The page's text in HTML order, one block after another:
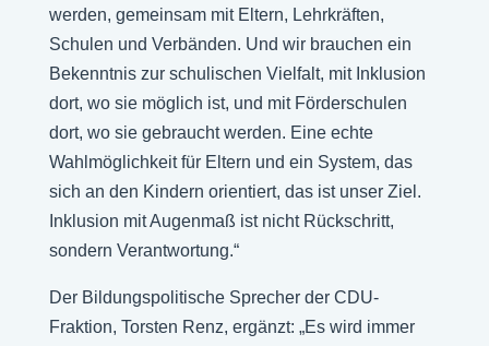
werden, gemeinsam mit Eltern, Lehrkräften,
Schulen und Verbänden. Und wir brauchen ein
Bekenntnis zur schulischen Vielfalt, mit Inklusion
dort, wo sie möglich ist, und mit Förderschulen
dort, wo sie gebraucht werden. Eine echte
Wahlmöglichkeit für Eltern und ein System, das
sich an den Kindern orientiert, das ist unser Ziel.
Inklusion mit Augenmaß ist nicht Rückschritt,
sondern Verantwortung.“
Der Bildungspolitische Sprecher der CDU-
Fraktion, Torsten Renz, ergänzt: „Es wird immer